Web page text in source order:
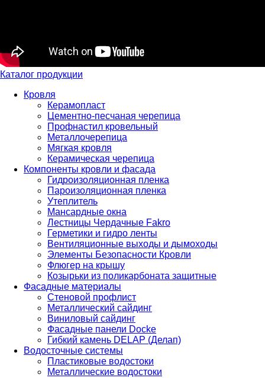
Каталог продукции
Кровля
Керамопласт
Цементно-песчаная черепица
Профнастил кровельный
Металлочерепица
Мягкая кровля
Керамическая черепица
Компоненты кровли и фасада
Гидроизоляционная пленка
Пароизоляционная пленка
Утеплитель
Мансардные окна
Лестницы Чердачные Fakro
Герметики и гидро ленты
Вентиляционные выходы и дымоходы
Элементы Безопасности Кровли
Флюгер на крышу
Козырьки из поликарбоната защитные
Фасадные материалы
Стеновой профлист
Металлический сайдинг
Виниловый сайдинг
Фасадные панели Docke
Гибкий камень DELAP (Делап)
Водосточные системы
Пластиковые водостоки
Металлические водостоки